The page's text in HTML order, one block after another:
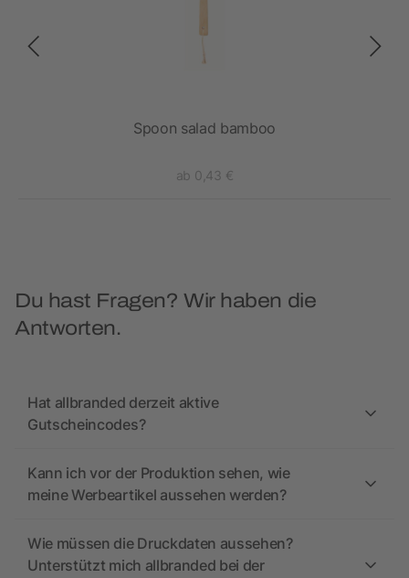
Spoon salad bamboo
ab 0,43 €
Du hast Fragen? Wir haben die
Antworten.
Hat allbranded derzeit aktive
Gutscheincodes?
Kann ich vor der Produktion sehen, wie
meine Werbeartikel aussehen werden?
Wie müssen die Druckdaten aussehen?
Unterstützt mich allbranded bei der